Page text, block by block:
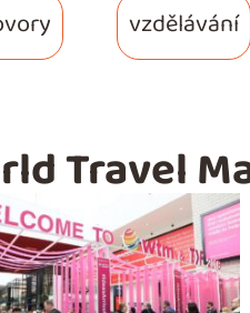
vzdělávání
Travel